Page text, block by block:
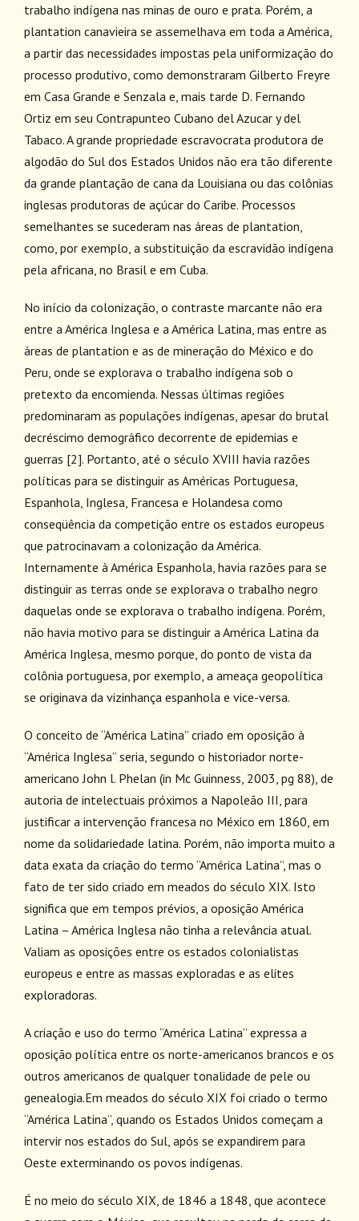
trabalho indígena nas minas de ouro e prata. Porém, a
plantation canavieira se assemelhava em toda a América,
a partir das necessidades impostas pela uniformização do
processo produtivo, como demonstraram Gilberto Freyre
em Casa Grande e Senzala e, mais tarde D. Fernando
Ortiz em seu Contrapunteo Cubano del Azucar y del
Tabaco. A grande propriedade escravocrata produtora de
algodão do Sul dos Estados Unidos não era tão diferente
da grande plantação de cana da Louisiana ou das colônias
inglesas produtoras de açúcar do Caribe. Processos
semelhantes se sucederam nas áreas de plantation,
como, por exemplo, a substituição da escravidão indígena
pela africana, no Brasil e em Cuba.
No início da colonização, o contraste marcante não era
entre a América Inglesa e a América Latina, mas entre as
áreas de plantation e as de mineração do México e do
Peru, onde se explorava o trabalho indígena sob o
pretexto da encomienda. Nessas últimas regiões
predominaram as populações indígenas, apesar do brutal
decréscimo demográfico decorrente de epidemias e
guerras [2]. Portanto, até o século XVIII havia razões
políticas para se distinguir as Américas Portuguesa,
Espanhola, Inglesa, Francesa e Holandesa como
conseqüência da competição entre os estados europeus
que patrocinavam a colonização da América.
Internamente à América Espanhola, havia razões para se
distinguir as terras onde se explorava o trabalho negro
daquelas onde se explorava o trabalho indígena. Porém,
não havia motivo para se distinguir a América Latina da
América Inglesa, mesmo porque, do ponto de vista da
colônia portuguesa, por exemplo, a ameaça geopolítica
se originava da vizinhança espanhola e vice-versa.
O conceito de “América Latina” criado em oposição à
“América Inglesa” seria, segundo o historiador norte-
americano John l. Phelan (in Mc Guinness, 2003, pg 88), de
autoria de intelectuais próximos a Napoleão III, para
justificar a intervenção francesa no México em 1860, em
nome da solidariedade latina. Porém, não importa muito a
data exata da criação do termo “América Latina”, mas o
fato de ter sido criado em meados do século XIX. Isto
significa que em tempos prévios, a oposição América
Latina – América Inglesa não tinha a relevância atual.
Valiam as oposições entre os estados colonialistas
europeus e entre as massas exploradas e as elites
exploradoras.
A criação e uso do termo “América Latina” expressa a
oposição política entre os norte-americanos brancos e os
outros americanos de qualquer tonalidade de pele ou
genealogia.Em meados do século XIX foi criado o termo
“América Latina”, quando os Estados Unidos começam a
intervir nos estados do Sul, após se expandirem para
Oeste exterminando os povos indígenas.
É no meio do século XIX, de 1846 a 1848, que acontece